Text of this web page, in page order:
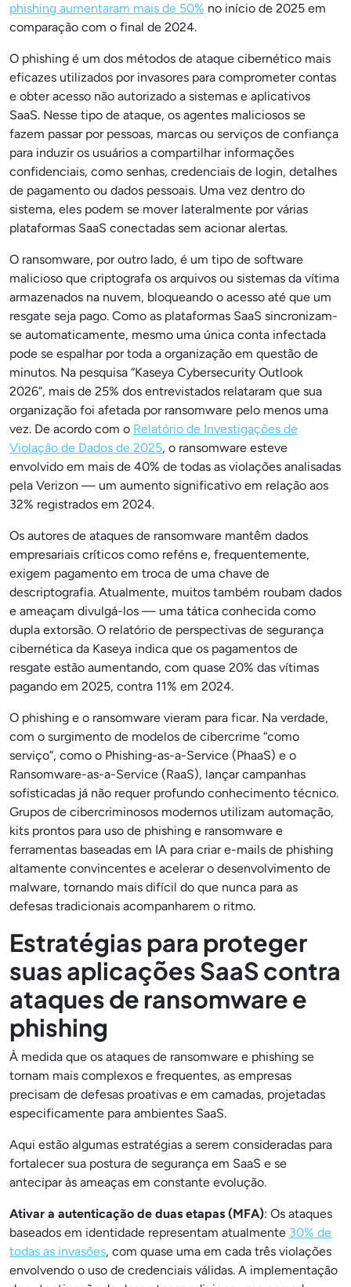
phishing aumentaram mais de 50% no início de 2025 em
comparação com o final de 2024.
O phishing é um dos métodos de ataque cibernético mais
eficazes utilizados por invasores para comprometer contas
e obter acesso não autorizado a sistemas e aplicativos
SaaS. Nesse tipo de ataque, os agentes maliciosos se
fazem passar por pessoas, marcas ou serviços de confiança
para induzir os usuários a compartilhar informações
confidenciais, como senhas, credenciais de login, detalhes
de pagamento ou dados pessoais. Uma vez dentro do
sistema, eles podem se mover lateralmente por várias
plataformas SaaS conectadas sem acionar alertas.
O ransomware, por outro lado, é um tipo de software
malicioso que criptografa os arquivos ou sistemas da vítima
armazenados na nuvem, bloqueando o acesso até que um
resgate seja pago. Como as plataformas SaaS sincronizam-
se automaticamente, mesmo uma única conta infectada
pode se espalhar por toda a organização em questão de
minutos. Na pesquisa “Kaseya Cybersecurity Outlook
2026”, mais de 25% dos entrevistados relataram que sua
organização foi afetada por ransomware pelo menos uma
vez. De acordo com o Relatório de Investigações de
Violação de Dados de 2025, o ransomware esteve
envolvido em mais de 40% de todas as violações analisadas
pela Verizon — um aumento significativo em relação aos
32% registrados em 2024.
Os autores de ataques de ransomware mantêm dados
empresariais críticos como reféns e, frequentemente,
exigem pagamento em troca de uma chave de
descriptografia. Atualmente, muitos também roubam dados
e ameaçam divulgá-los — uma tática conhecida como
dupla extorsão. O relatório de perspectivas de segurança
cibernética da Kaseya indica que os pagamentos de
resgate estão aumentando, com quase 20% das vítimas
pagando em 2025, contra 11% em 2024.
O phishing e o ransomware vieram para ficar. Na verdade,
com o surgimento de modelos de cibercrime “como
serviço”, como o Phishing-as-a-Service (PhaaS) e o
Ransomware-as-a-Service (RaaS), lançar campanhas
sofisticadas já não requer profundo conhecimento técnico.
Grupos de cibercriminosos modernos utilizam automação,
kits prontos para uso de phishing e ransomware e
ferramentas baseadas em IA para criar e-mails de phishing
altamente convincentes e acelerar o desenvolvimento de
malware, tornando mais difícil do que nunca para as
defesas tradicionais acompanharem o ritmo.
Estratégias para proteger
suas aplicações SaaS contra
ataques de ransomware e
phishing
À medida que os ataques de ransomware e phishing se
tornam mais complexos e frequentes, as empresas
precisam de defesas proativas e em camadas, projetadas
especificamente para ambientes SaaS.
Aqui estão algumas estratégias a serem consideradas para
fortalecer sua postura de segurança em SaaS e se
antecipar às ameaças em constante evolução.
Ativar a autenticação de duas etapas (MFA): Os ataques
baseados em identidade representam atualmente 30% de
todas as invasões, com quase uma em cada três violações
envolvendo o uso de credenciais válidas. A implementação